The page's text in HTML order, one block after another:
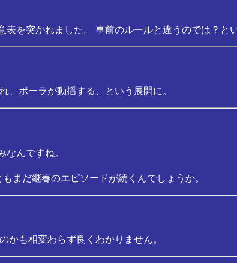
表を突かれました。 事前のルールと違うのでは？
、ポーラが動揺する、という展開に。
なんですね。
まだ継春のエピソードが続くんでしょうか。
も相変わらず良くわかりません。